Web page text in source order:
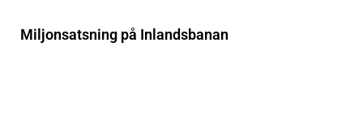
Miljonsatsning på Inlandsbanan